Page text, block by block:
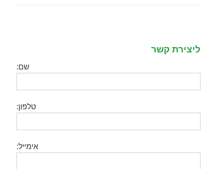
ליצירת קשר
שם:
טלפון:
אימייל: